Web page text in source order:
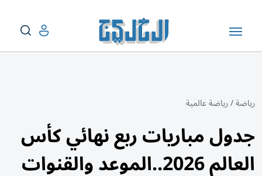
رياضة/رياضة عالمية
جدول مباريات ربع نهائي كأس
العالم 2026..الموعد والقنوات